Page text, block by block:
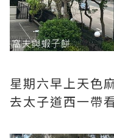
星期六早上天色
去太子道西一帶